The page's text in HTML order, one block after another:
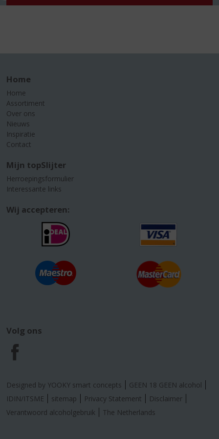
Home
Home
Assortiment
Over ons
Nieuws
Inspiratie
Contact
Mijn topSlijter
Herroepingsformulier
Interessante links
Wij accepteren:
Volg ons
F
a
c
Designed by YOOKY smart concepts
GEEN 18 GEEN alcohol
IDIN/ITSME
sitemap Privacy Statement
Disclaimer
Verantwoord alcoholgebruik
The Netherlands